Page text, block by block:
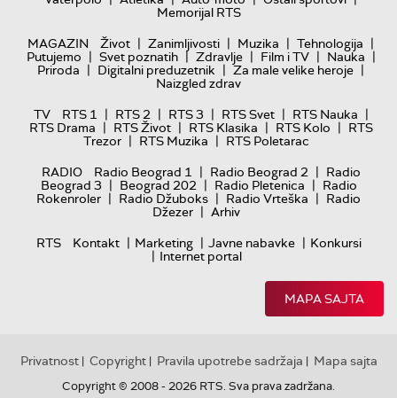
Memorijal RTS
MAGAZIN
Život | Zanimljivosti | Muzika | Tehnologija |
Putujemo | Svet poznatih | Zdravlje | Film i TV | Nauka |
Priroda | Digitalni preduzetnik | Za male velike heroje |
Naizgled zdrav
TV
RTS 1 | RTS 2 | RTS 3 | RTS Svet | RTS Nauka |
RTS Drama | RTS Život | RTS Klasika | RTS Kolo | RTS
Trezor | RTS Muzika | RTS Poletarac
RADIO
Radio Beograd 1 | Radio Beograd 2 | Radio
Beograd 3 | Beograd 202 | Radio Pletenica | Radio
Rokenroler | Radio Džuboks | Radio Vrteška | Radio
Džezer | Arhiv
RTS
Kontakt | Marketing | Javne nabavke | Konkursi
| Internet portal
MAPA SAJTA
Privatnost| Copyright| Pravila upotrebe sadržaja | Mapa sajta
Copyright © 2008 - 2026 RTS. Sva prava zadržana.